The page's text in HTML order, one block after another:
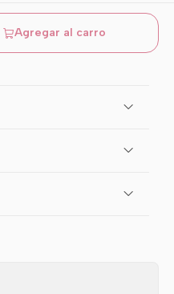
Agregar al carro